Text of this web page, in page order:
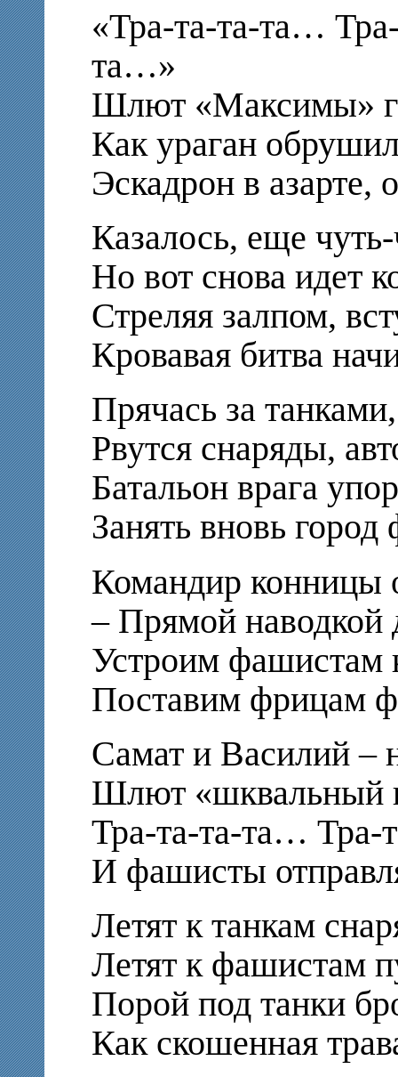
«Тра-та-та-та…
та…»
Шлют «Максимы»
Как ураган
Эскадрон в азарте,
Казалось, еще
Но вот снова идет
Стреляя залпом,
Кровавая битва
Прячась за
Рвутся снаряды,
Батальон врага
Занять вновь
Командир конницы
– Прямой наводкой
Устроим фашистам
Поставим фрицам
Самат и Василий –
Шлют «шквальный
Тра-та-та-та… Тра-
И фашисты
Летят к танкам
Летят к фашистам
Порой под танки
Как скошенная